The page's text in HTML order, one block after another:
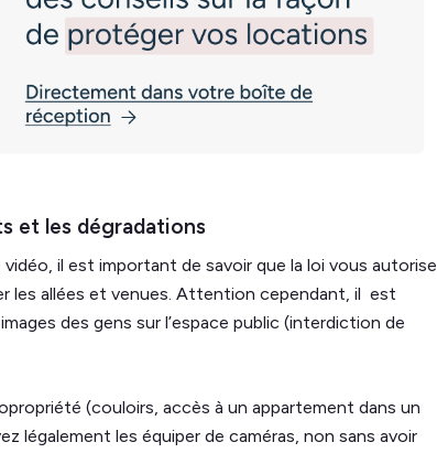
et les dégradations
il est important de savoir que la loi vous autorise
les allées et venues. Attention cependant, il est
des gens sur l’espace public (interdiction de
(couloirs, accès à un appartement dans un
légalement les équiper de caméras, non sans avoir